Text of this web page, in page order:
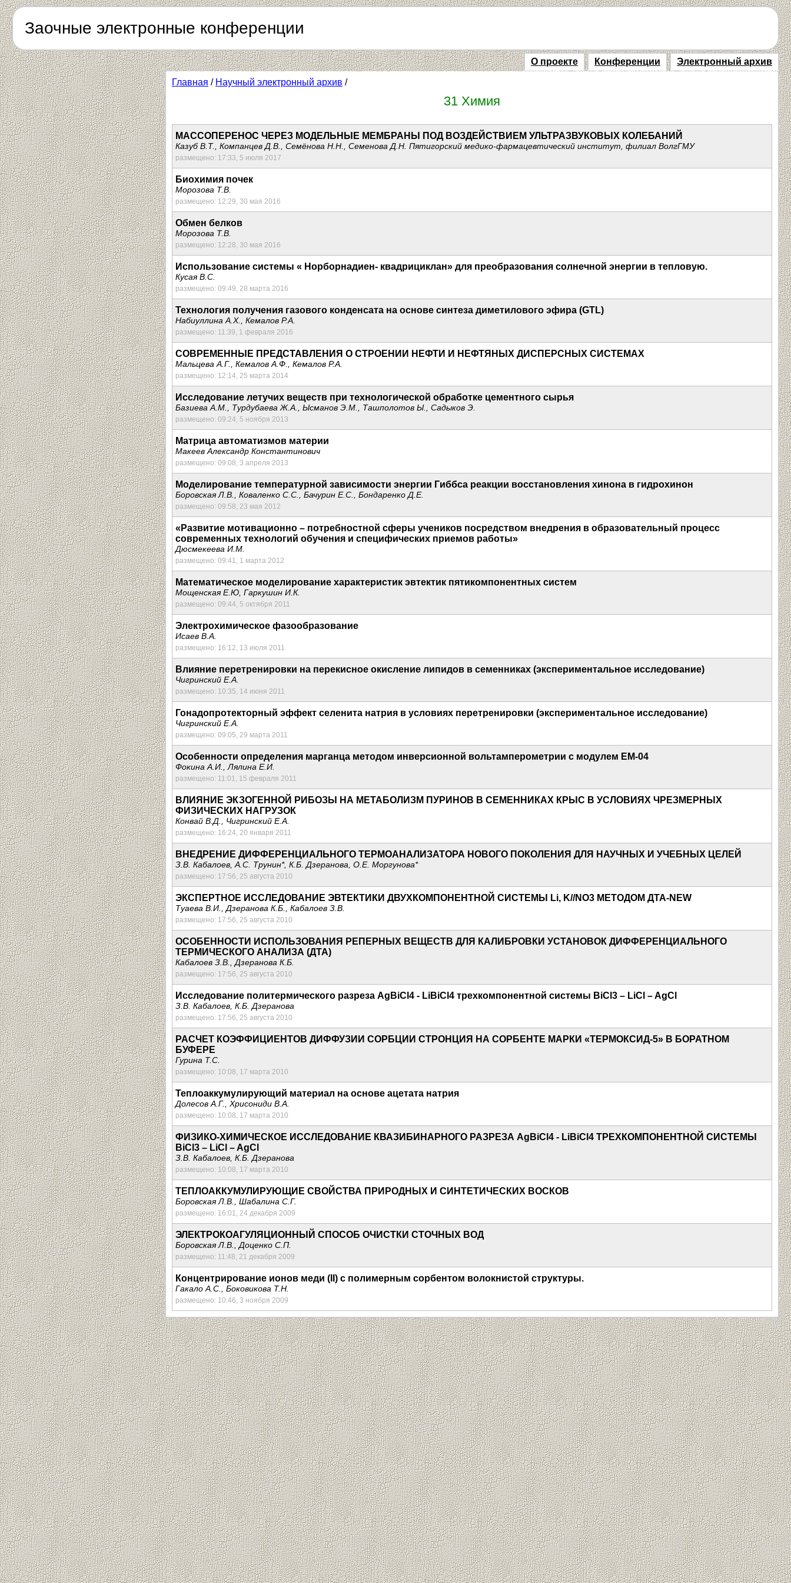
Заочные электронные конференции
О проекте Конференции Электронный архив
Главная / Научный электронный архив /
31 Химия
МАССОПЕРЕНОС ЧЕРЕЗ МОДЕЛЬНЫЕ МЕМБРАНЫ ПОД ВОЗДЕЙСТВИЕМ УЛЬТРАЗВУКОВЫХ КОЛЕБАНИЙ
Казуб В.Т., Компанцев Д.В., Семёнова Н.Н., Семенова Д.Н. Пятигорский медико-фармацевтический институт, филиал ВолгГМУ
размещено: 17:33, 5 июля 2017
Биохимия почек
Морозова Т.В.
размещено: 12:29, 30 мая 2016
Обмен белков
Морозова Т.В.
размещено: 12:28, 30 мая 2016
Использование системы « Норборнадиен- квадрициклан» для преобразования солнечной энергии в тепловую.
Кусая В.С.
размещено: 09:49, 28 марта 2016
Технология получения газового конденсата на основе синтеза диметилового эфира (GTL)
Набиуллина А.Х., Кемалов Р.А.
размещено: 11:39, 1 февраля 2016
СОВРЕМЕННЫЕ ПРЕДСТАВЛЕНИЯ О СТРОЕНИИ НЕФТИ И НЕФТЯНЫХ ДИСПЕРСНЫХ СИСТЕМАХ
Мальцева А.Г., Кемалов А.Ф., Кемалов Р.А.
размещено: 12:14, 25 марта 2014
Исследование летучих веществ при технологической обработке цементного сырья
Базиева А.М., Турдубаева Ж.А., Ысманов Э.М., Ташполотов Ы., Садыков Э.
размещено: 09:24, 5 ноября 2013
Матрица автоматизмов материи
Макеев Александр Константинович
размещено: 09:08, 3 апреля 2013
Моделирование температурной зависимости энергии Гиббса реакции восстановления хинона в гидрохинон
Боровская Л.В., Коваленко С.С., Бачурин Е.С., Бондаренко Д.Е.
размещено: 09:58, 23 мая 2012
«Развитие мотивационно – потребностной сферы учеников посредством внедрения в образовательный процесс
современных технологий обучения и специфических приемов работы»
Дюсмекеева И.М.
размещено: 09:41, 1 марта 2012
Математическое моделирование характеристик эвтектик пятикомпонентных систем
Мощенская Е.Ю, Гаркушин И.К.
размещено: 09:44, 5 октября 2011
Электрохимическое фазообразование
Исаев В.А.
размещено: 16:12, 13 июля 2011
Влияние перетренировки на перекисное окисление липидов в семенниках (экспериментальное исследование)
Чигринский Е.А.
размещено: 10:35, 14 июня 2011
Гонадопротекторный эффект селенита натрия в условиях перетренировки (экспериментальное исследование)
Чигринский Е.А.
размещено: 09:05, 29 марта 2011
Особенности определения марганца методом инверсионной вольтамперометрии с модулем ЕМ-04
Фокина А.И., Лялина Е.И.
размещено: 11:01, 15 февраля 2011
ВЛИЯНИЕ ЭКЗОГЕННОЙ РИБОЗЫ НА МЕТАБОЛИЗМ ПУРИНОВ В СЕМЕННИКАХ КРЫС В УСЛОВИЯХ ЧРЕЗМЕРНЫХ
ФИЗИЧЕСКИХ НАГРУЗОК
Конвай В.Д., Чигринский Е.А.
размещено: 16:24, 20 января 2011
ВНЕДРЕНИЕ ДИФФЕРЕНЦИАЛЬНОГО ТЕРМОАНАЛИЗАТОРА НОВОГО ПОКОЛЕНИЯ ДЛЯ НАУЧНЫХ И УЧЕБНЫХ ЦЕЛЕЙ
З.В. Кабалоев, А.С. Трунин*, К.Б. Дзеранова, О.Е. Моргунова*
размещено: 17:56, 25 августа 2010
ЭКСПЕРТНОЕ ИССЛЕДОВАНИЕ ЭВТЕКТИКИ ДВУХКОМПОНЕНТНОЙ СИСТЕМЫ Li, K//NO3 МЕТОДОМ ДТА-NEW
Туаева В.И., Дзеранова К.Б., Кабалоев З.В.
размещено: 17:56, 25 августа 2010
ОСОБЕННОСТИ ИСПОЛЬЗОВАНИЯ РЕПЕРНЫХ ВЕЩЕСТВ ДЛЯ КАЛИБРОВКИ УСТАНОВОК ДИФФЕРЕНЦИАЛЬНОГО
ТЕРМИЧЕСКОГО АНАЛИЗА (ДТА)
Кабалоев З.В., Дзеранова К.Б.
размещено: 17:56, 25 августа 2010
Исследование политермического разреза AgBiCl4 - LiBiCl4 трехкомпонентной системы BiCl3 – LiCl – AgCl
З.В. Кабалоев, К.Б. Дзеранова
размещено: 17:56, 25 августа 2010
РАСЧЕТ КОЭФФИЦИЕНТОВ ДИФФУЗИИ СОРБЦИИ СТРОНЦИЯ НА СОРБЕНТЕ МАРКИ «ТЕРМОКСИД-5» В БОРАТНОМ
БУФЕРЕ
Гурина Т.С.
размещено: 10:08, 17 марта 2010
Теплоаккумулирующий материал на основе ацетата натрия
Долесов А.Г., Хрисониди В.А.
размещено: 10:08, 17 марта 2010
ФИЗИКО-ХИМИЧЕСКОЕ ИССЛЕДОВАНИЕ КВАЗИБИНАРНОГО РАЗРЕЗА AgBiCl4 - LiBiCl4 ТРЕХКОМПОНЕНТНОЙ СИСТЕМЫ
BiCl3 – LiCl – AgCl
З.В. Кабалоев, К.Б. Дзеранова
размещено: 10:08, 17 марта 2010
ТЕПЛОАККУМУЛИРУЮЩИЕ СВОЙСТВА ПРИРОДНЫХ И СИНТЕТИЧЕСКИХ ВОСКОВ
Боровская Л.В., Шабалина С.Г.
размещено: 16:01, 24 декабря 2009
ЭЛЕКТРОКОАГУЛЯЦИОННЫЙ СПОСОБ ОЧИСТКИ СТОЧНЫХ ВОД
Боровская Л.В., Доценко С.П.
размещено: 11:48, 21 декабря 2009
Концентрирование ионов меди (II) с полимерным сорбентом волокнистой структуры.
Гакало А.С., Боковикова Т.Н.
размещено: 10:46, 3 ноября 2009